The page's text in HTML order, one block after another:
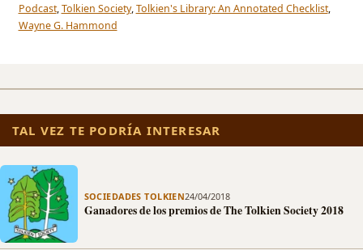
Podcast,Tolkien Society,Tolkien's Library: An Annotated Checklist,
Wayne G. Hammond
TAL VEZ TE PODRÍA INTERESAR
SOCIEDADES TOLKIEN24/04/2018
Ganadores de los premios de The Tolkien Society 2018